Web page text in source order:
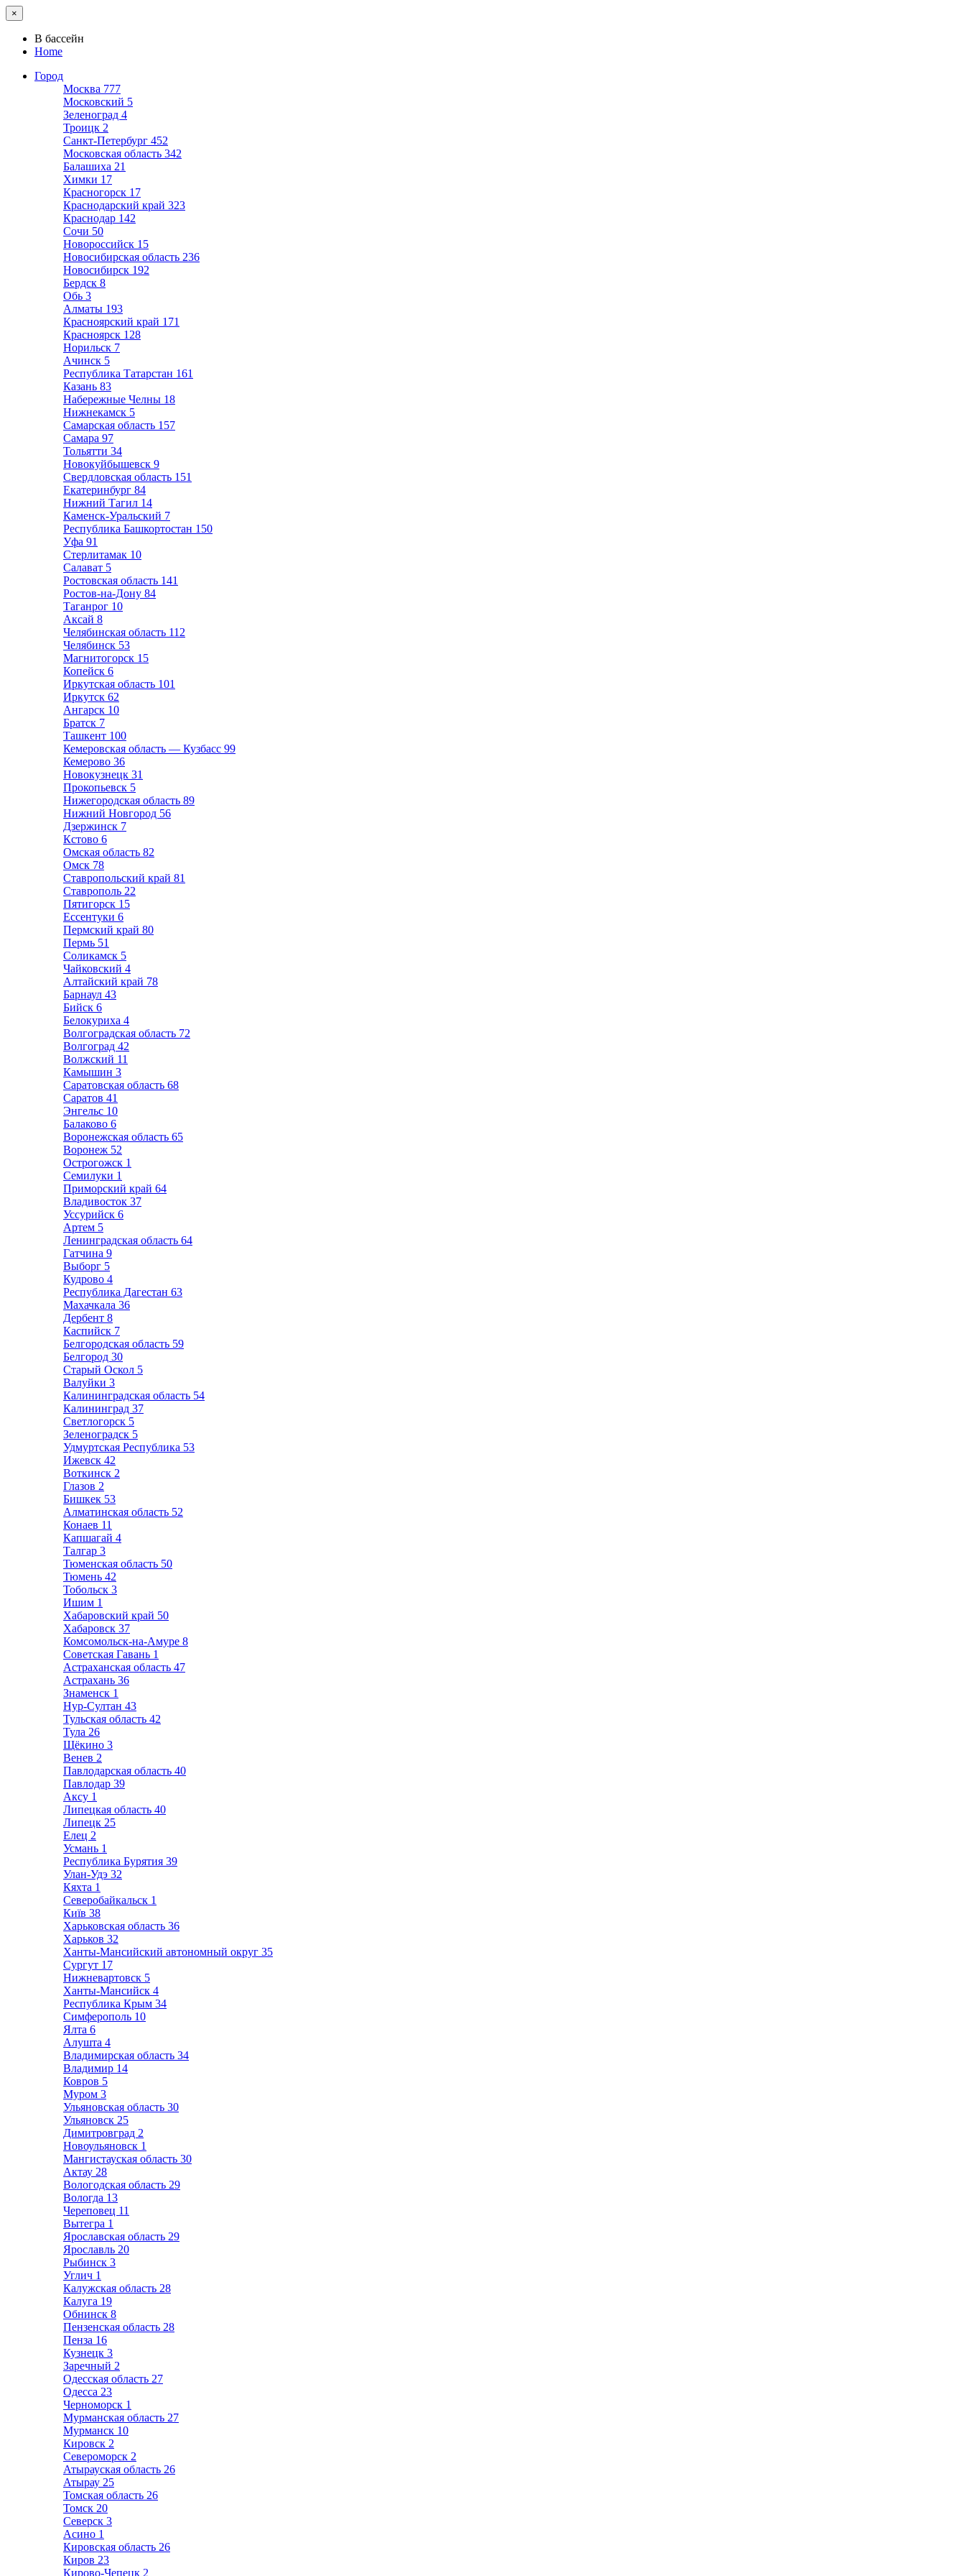
×
В бассейн
Home
Город
Москва 777
Московский 5
Зеленоград 4
Троицк 2
Санкт-Петербург 452
Московская область 342
Балашиха 21
Химки 17
Красногорск 17
Краснодарский край 323
Краснодар 142
Сочи 50
Новороссийск 15
Новосибирская область 236
Новосибирск 192
Бердск 8
Обь 3
Алматы 193
Красноярский край 171
Красноярск 128
Норильск 7
Ачинск 5
Республика Татарстан 161
Казань 83
Набережные Челны 18
Нижнекамск 5
Самарская область 157
Самара 97
Тольятти 34
Новокуйбышевск 9
Свердловская область 151
Екатеринбург 84
Нижний Тагил 14
Каменск-Уральский 7
Республика Башкортостан 150
Уфа 91
Стерлитамак 10
Салават 5
Ростовская область 141
Ростов-на-Дону 84
Таганрог 10
Аксай 8
Челябинская область 112
Челябинск 53
Магнитогорск 15
Копейск 6
Иркутская область 101
Иркутск 62
Ангарск 10
Братск 7
Ташкент 100
Кемеровская область — Кузбасс 99
Кемерово 36
Новокузнецк 31
Прокопьевск 5
Нижегородская область 89
Нижний Новгород 56
Дзержинск 7
Кстово 6
Омская область 82
Омск 78
Ставропольский край 81
Ставрополь 22
Пятигорск 15
Ессентуки 6
Пермский край 80
Пермь 51
Соликамск 5
Чайковский 4
Алтайский край 78
Барнаул 43
Бийск 6
Белокуриха 4
Волгоградская область 72
Волгоград 42
Волжский 11
Камышин 3
Саратовская область 68
Саратов 41
Энгельс 10
Балаково 6
Воронежская область 65
Воронеж 52
Острогожск 1
Семилуки 1
Приморский край 64
Владивосток 37
Уссурийск 6
Артем 5
Ленинградская область 64
Гатчина 9
Выборг 5
Кудрово 4
Республика Дагестан 63
Махачкала 36
Дербент 8
Каспийск 7
Белгородская область 59
Белгород 30
Старый Оскол 5
Валуйки 3
Калининградская область 54
Калининград 37
Светлогорск 5
Зеленоградск 5
Удмуртская Республика 53
Ижевск 42
Воткинск 2
Глазов 2
Бишкек 53
Алматинская область 52
Конаев 11
Капшагай 4
Талгар 3
Тюменская область 50
Тюмень 42
Тобольск 3
Ишим 1
Хабаровский край 50
Хабаровск 37
Комсомольск-на-Амуре 8
Советская Гавань 1
Астраханская область 47
Астрахань 36
Знаменск 1
Нур-Султан 43
Тульская область 42
Тула 26
Щёкино 3
Венев 2
Павлодарская область 40
Павлодар 39
Аксу 1
Липецкая область 40
Липецк 25
Елец 2
Усмань 1
Республика Бурятия 39
Улан-Удэ 32
Кяхта 1
Северобайкальск 1
Київ 38
Харьковская область 36
Харьков 32
Ханты-Мансийский автономный округ 35
Сургут 17
Нижневартовск 5
Ханты-Мансийск 4
Республика Крым 34
Симферополь 10
Ялта 6
Алушта 4
Владимирская область 34
Владимир 14
Ковров 5
Муром 3
Ульяновская область 30
Ульяновск 25
Димитровград 2
Новоульяновск 1
Мангистауская область 30
Актау 28
Вологодская область 29
Вологда 13
Череповец 11
Вытегра 1
Ярославская область 29
Ярославль 20
Рыбинск 3
Углич 1
Калужская область 28
Калуга 19
Обнинск 8
Пензенская область 28
Пенза 16
Кузнецк 3
Заречный 2
Одесская область 27
Одесса 23
Черноморск 1
Мурманская область 27
Мурманск 10
Кировск 2
Североморск 2
Атырауская область 26
Атырау 25
Томская область 26
Томск 20
Северск 3
Асино 1
Кировская область 26
Киров 23
Кирово-Чепецк 2